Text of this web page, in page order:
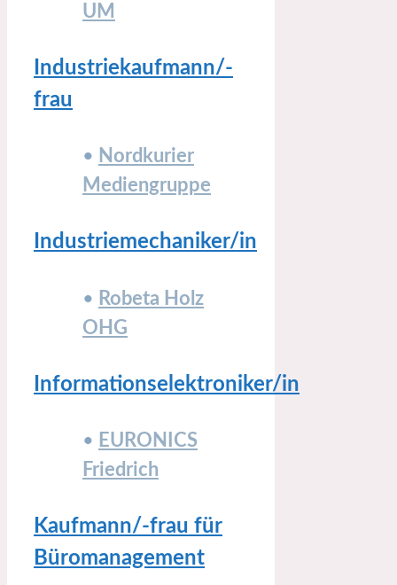
UM
Industriekaufmann/-
frau
• Nordkurier
Mediengruppe
Industriemechaniker/in
• Robeta Holz
OHG
Informationselektroniker/in
• EURONICS
Friedrich
Kaufmann/-frau für
Büromanagement